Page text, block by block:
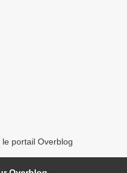
portail Overblog